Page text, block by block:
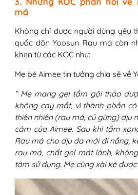
má
Không chỉ được người dùng yêu
quốc dân Yoosun Rau má còn
khen từ các KOC như:
Mẹ bé Aimee tin tưởng chia sẻ về
” Mẹ mang gel tắm gội thảo
không cay mắt, vì thành phần
thiên nhiên (rau má, củ gừng) dịu
cảm của Aimee. Sau khi tắm
Rau má cho dịu da mới đi nắng,
rau má, chất gel mát lành,
tâm sử dụng. Mẹ cũng xài ké được